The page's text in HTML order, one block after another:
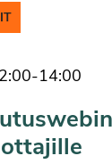
-14:00